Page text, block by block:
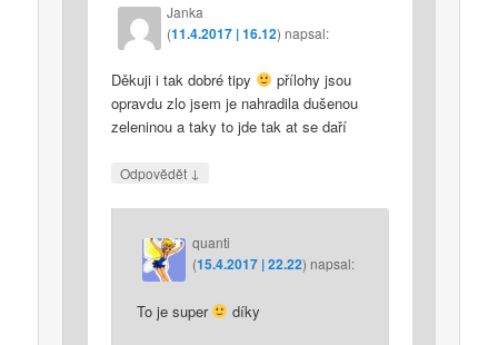
Janka
(11.4.2017 | 16.12)napsal:
Děkuji i tak dobré tipy
přílohy jsou
opravdu zlo jsem je nahradila dušenou
zeleninou a taky to jde tak at se daří
Odpovědět ↓
quanti
(15.4.2017 | 22.22) napsal:
To je super díky